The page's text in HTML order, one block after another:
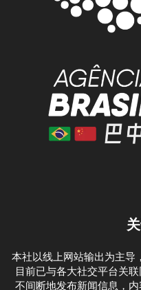
本社以线上网站输出为主导
目前已与各大社交平台关
不间断地发布新闻信息，